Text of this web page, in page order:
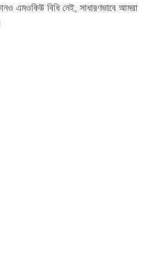
এমওকিউ বিধি নেই, সাধারণভাবে আমরা